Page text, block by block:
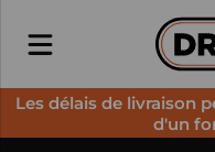
Les délais de livraison
d'un